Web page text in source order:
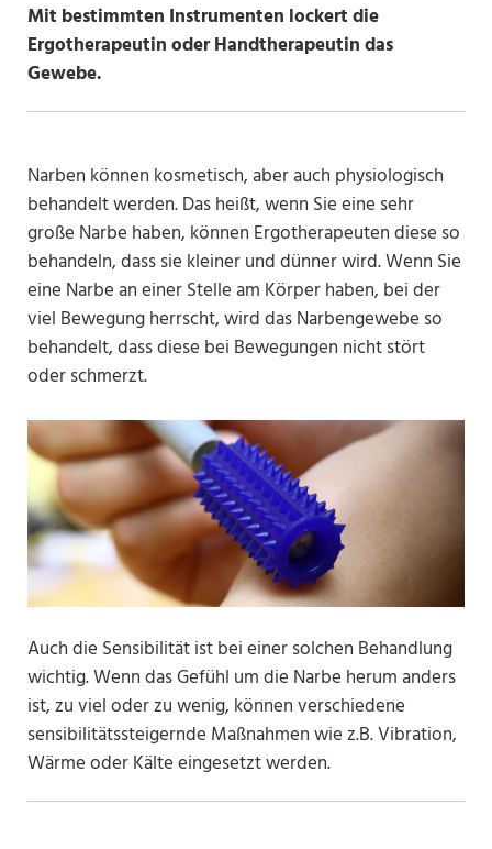
Mit bestimmten Instrumenten lockert die
Ergotherapeutin oder Handtherapeutin das
Gewebe.
Narben können kosmetisch, aber auch physiologisch
behandelt werden. Das heißt, wenn Sie eine sehr
große Narbe haben, können Ergotherapeuten diese so
behandeln, dass sie kleiner und dünner wird. Wenn Sie
eine Narbe an einer Stelle am Körper haben, bei der
viel Bewegung herrscht, wird das Narbengewebe so
behandelt, dass diese bei Bewegungen nicht stört
oder schmerzt.
Auch die Sensibilität ist bei einer solchen Behandlung
wichtig. Wenn das Gefühl um die Narbe herum anders
ist, zu viel oder zu wenig, können verschiedene
sensibilitätssteigernde Maßnahmen wie z.B. Vibration,
Wärme oder Kälte eingesetzt werden.